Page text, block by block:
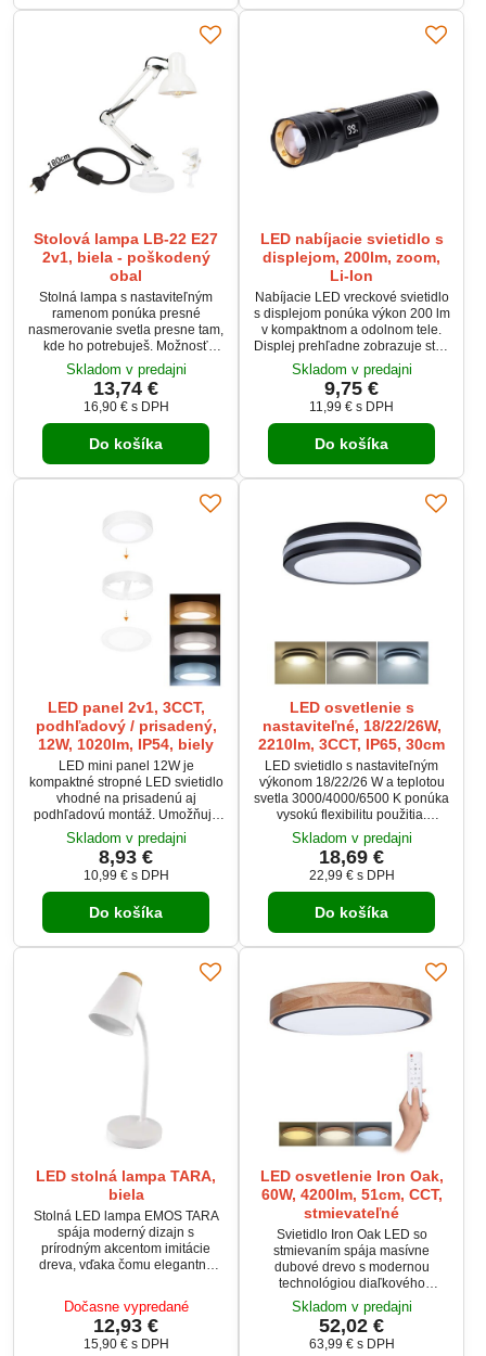
Stolová lampa LB-22 E27
2v1, biela - poškodený
obal
Stolná lampa s nastaviteľným
ramenom ponúka presné
nasmerovanie svetla presne tam,
kde ho potrebuješ. Možnosť
montáže pomocou úchytu na
hranu stola alebo stabilnej
základne dáva maximálnu
flexibilitu pri práci. Dlhý napájací
kábel 180 cm a vypínač priamo
na kábli zvyšujú komfort
používania. Moderný dizajn a
pevná konštrukcia prinášajú
istotu pri každodennej práci.
Skladom v predajni
13,74 €
16,90 € s DPH
Do košíka
LED nabíjacie svietidlo s
displejom, 200lm, zoom,
Li-Ion
Nabíjacie LED vreckové svietidlo
s displejom ponúka výkon 200 lm
v kompaktnom a odolnom tele.
Displej prehľadne zobrazuje stav
batérie v percentách, takže máš
vždy istotu, koľko energie
zostáva. Vďaka 3 režimom
svietenia a nastaviteľnému
kužeľu svetla sa prispôsobí
každej situácii. Spoľahlivý parťák
na cesty, outdoor aj domáce
použitie.
Skladom v predajni
9,75 €
11,99 € s DPH
Do košíka
LED panel 2v1, 3CCT,
podhľadový / prisadený,
12W, 1020lm, IP54, biely
LED mini panel 12W je
kompaktné stropné LED svietidlo
vhodné na prisadenú aj
podhľadovú montáž. Umožňuje
prepínanie teploty svetla 3000K,
4000K a 6000K pre
prispôsobenie osvetlenia
priestoru. Svetelný tok 1020 lm a
uhol svietenia 160° zabezpečujú
rovnomerné a efektívne
osvetlenie. Krytie IP54 umožňuje
použitie aj v kúpeľni a vlhkom
Skladom v predajni
8,93 €
10,99 € s DPH
Do košíka
LED osvetlenie s
nastaviteľné, 18/22/26W,
2210lm, 3CCT, IP65, 30cm
LED svietidlo s nastaviteľným
výkonom 18/22/26 W a teplotou
svetla 3000/4000/6500 K ponúka
vysokú flexibilitu použitia.
Svetelný tok dosahuje až 2210
lm a je vhodné pre interiér aj
exteriér vďaka krytiu IP65. Uhol
svietenia 120° zabezpečuje
rovnomerné osvetlenie priestoru.
Okrúhle prevedenie umožňuje
Skladom v predajni
18,69 €
22,99 € s DPH
Do košíka
LED stolná lampa TARA,
biela
Stolná LED lampa EMOS TARA
spája moderný dizajn s
prírodným akcentom imitácie
dreva, vďaka čomu elegantne
ideálne na prácu, štúdium aj
čítanie. Ohybný krk umožňuje
presné nasmerovanie svetla a
Dočasne vypredané
12,93 €
15,90 € s DPH
LED osvetlenie Iron Oak,
60W, 4200lm, 51cm, CCT,
stmievateľné
Svietidlo Iron Oak LED so
stmievaním spája masívne
dubové drevo s modernou
technológiou diaľkového
ovládania. Umožňuje meniť
teplotu svetla 3000–6500 K a
plynulo regulovať jas podľa
nálady aj dennej doby. Výkon až
Skladom v predajni
52,02 €
63,99 € s DPH